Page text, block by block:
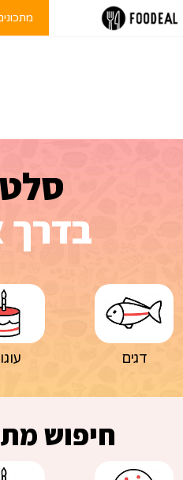
סל
בדרך
דגים
חיפוש